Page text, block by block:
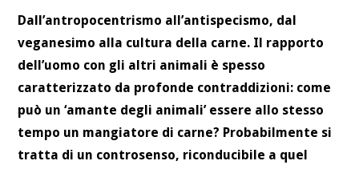
CONTATTI
Dall’antropocentrismo all’antispecismo, dal
veganesimo alla cultura della carne. Il rapporto
dell’uomo con gli altri animali è spesso
caratterizzato da profonde contraddizioni: come
può un ‘amante degli animali’ essere allo stesso
tempo un mangiatore di carne? Probabilmente si
tratta di un controsenso, riconducibile a quel